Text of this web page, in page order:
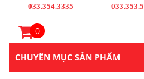
033.354.3335
0
CHUYÊN MỤC SẢN PHẨM